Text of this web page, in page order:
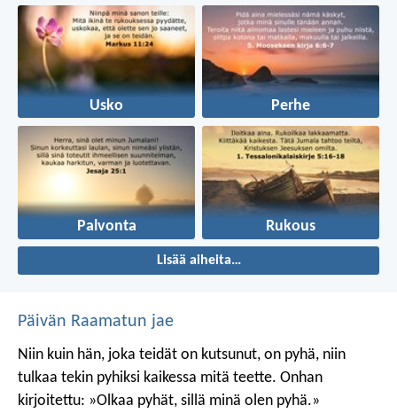
Usko Perhe
Palvonta Rukous
Lisää aiheita…
Päivän Raamatun jae
Niin kuin hän, joka teidät on kutsunut, on pyhä, niin
tulkaa tekin pyhiksi kaikessa mitä teette. Onhan
kirjoitettu: »Olkaa pyhät, sillä minä olen pyhä.»